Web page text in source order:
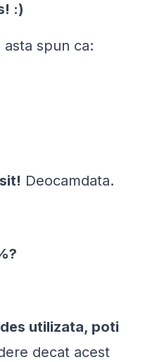
! :)
spun ca:
Deocamdata.
utilizata, poti
decat acest